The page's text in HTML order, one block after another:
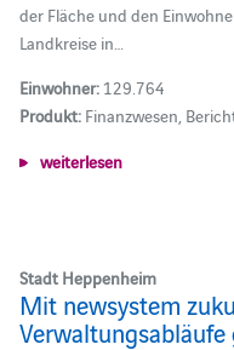
der Fläche und den
Landkreise in…
Einwohner:129.764
Produkt:Finanzwesen,
weiterlesen
Stadt Heppenheim
Mit newsystem
Verwaltungsabläufe